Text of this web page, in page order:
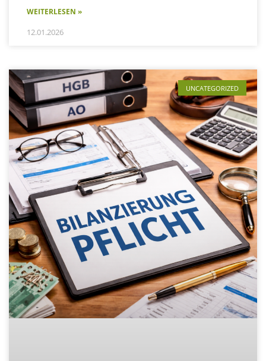
WEITERLESEN »
12.01.2026
UNCATEGORIZED